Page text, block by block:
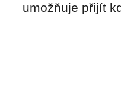
umožňuje přijít